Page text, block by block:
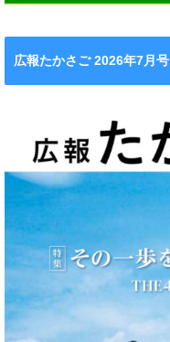
広報たかさご 2026年7月号